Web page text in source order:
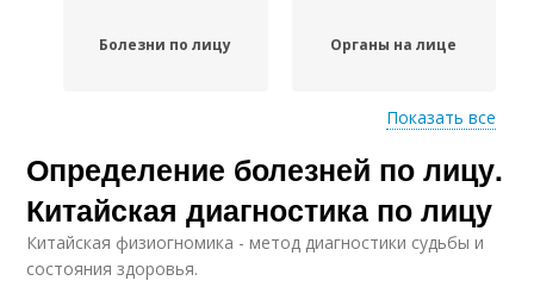
Болезни по лицу Органы на лице
Диагностик по губам Синева на лице
Показать все
Определение болезней по лицу.
Китайская диагностика по лицу
Китайская физиогномика - метод диагностики судьбы и
состояния здоровья.